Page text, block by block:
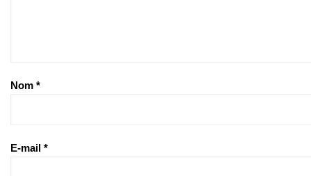
Nom *
E-mail *